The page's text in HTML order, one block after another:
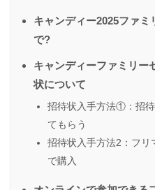
キャンディー2025ファミ
で?
キャンディーファミリー
状について
招待状入手方法①：招
てもらう
招待状入手方法2：フリ
で購入